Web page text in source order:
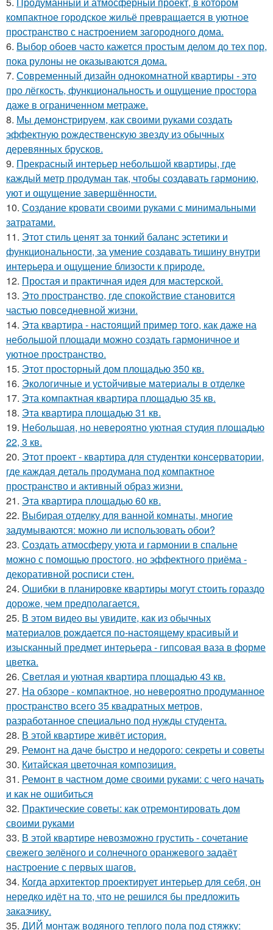
компактное городское жильё превращается в уютное
пространство с настроением загородного дома.
6. Выбор обоев часто кажется простым делом до тех пор,
пока рулоны не оказываются дома.
7. Современный дизайн однокомнатной квартиры - это
про лёгкость, функциональность и ощущение простора
даже в ограниченном метраже.
8. Мы демонстрируем, как своими руками создать
эффектную рождественскую звезду из обычных
деревянных брусков.
9. Прекрасный интерьер небольшой квартиры, где
каждый метр продуман так, чтобы создавать гармонию,
уют и ощущение завершённости.
10. Создание кровати своими руками с минимальными
затратами.
11. Этот стиль ценят за тонкий баланс эстетики и
функциональности, за умение создавать тишину внутри
интерьера и ощущение близости к природе.
12. Простая и практичная идея для мастерской.
13. Это пространство, где спокойствие становится
частью повседневной жизни.
14. Эта квартира - настоящий пример того, как даже на
небольшой площади можно создать гармоничное и
уютное пространство.
15. Этот просторный дом площадью 350 кв.
16. Экологичные и устойчивые материалы в отделке
17. Эта компактная квартира площадью 35 кв.
18. Эта квартира площадью 31 кв.
19. Небольшая, но невероятно уютная студия площадью
22, 3 кв.
20. Этот проект - квартира для студентки консерватории,
где каждая деталь продумана под компактное
пространство и активный образ жизни.
21. Эта квартира площадью 60 кв.
22. Выбирая отделку для ванной комнаты, многие
задумываются: можно ли использовать обои?
23. Создать атмосферу уюта и гармонии в спальне
можно с помощью простого, но эффектного приёма -
декоративной росписи стен.
24. Ошибки в планировке квартиры могут стоить гораздо
дороже, чем предполагается.
25. В этом видео вы увидите, как из обычных
материалов рождается по-настоящему красивый и
изысканный предмет интерьера - гипсовая ваза в форме
цветка.
26. Светлая и уютная квартира площадью 43 кв.
27. На обзоре - компактное, но невероятно продуманное
пространство всего 35 квадратных метров,
разработанное специально под нужды студента.
28. В этой квартире живёт история.
29. Ремонт на даче быстро и недорого: секреты и советы
30. Китайская цветочная композиция.
31. Ремонт в частном доме своими руками: с чего начать
и как не ошибиться
32. Практические советы: как отремонтировать дом
своими руками
33. В этой квартире невозможно грустить - сочетание
свежего зелёного и солнечного оранжевого задаёт
настроение с первых шагов.
34. Когда архитектор проектирует интерьер для себя, он
нередко идёт на то, что не решился бы предложить
заказчику.
35. ДИЙ монтаж водяного теплого пола под стяжку: